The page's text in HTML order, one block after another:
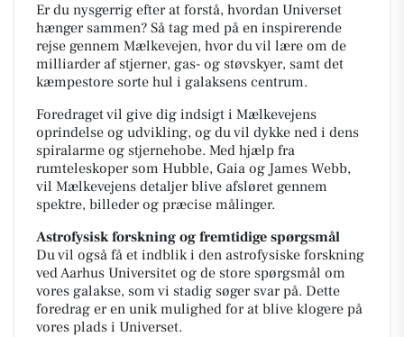
Er du nysgerrig efter at forstå, hvordan Universet
hænger sammen? Så tag med på en inspirerende
rejse gennem Mælkevejen, hvor du vil lære om de
milliarder af stjerner, gas- og støvskyer, samt det
kæmpestore sorte hul i galaksens centrum.
Foredraget vil give dig indsigt i Mælkevejens
oprindelse og udvikling, og du vil dykke ned i dens
spiralarme og stjernehobe. Med hjælp fra
rumteleskoper som Hubble, Gaia og James Webb,
vil Mælkevejens detaljer blive afsløret gennem
spektre, billeder og præcise målinger.
Astrofysisk forskning og fremtidige spørgsmål
Du vil også få et indblik i den astrofysiske forskning
ved Aarhus Universitet og de store spørgsmål om
vores galakse, som vi stadig søger svar på. Dette
foredrag er en unik mulighed for at blive klogere på
vores plads i Universet.